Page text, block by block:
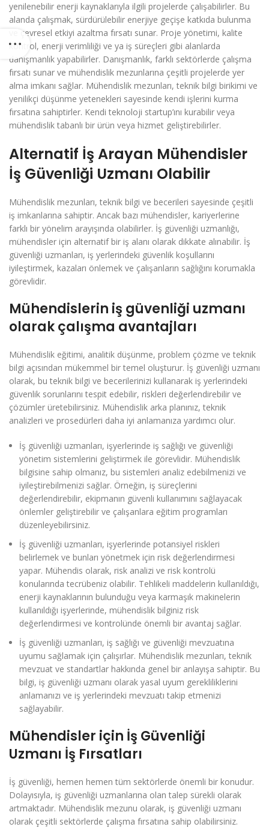
yenilenebilir enerji kaynaklarıyla ilgili projelerde çalışabilirler. Bu
alanda çalışmak, sürdürülebilir enerjiye geçişe katkıda bulunma
ve çevresel etkiyi azaltma fırsatı sunar. Proje yönetimi, kalite
kontrol, enerji verimliliği ve ya iş süreçleri gibi alanlarda
danışmanlık yapabilirler. Danışmanlık, farklı sektörlerde çalışma
fırsatı sunar ve mühendislik mezunlarına çeşitli projelerde yer
alma imkanı sağlar. Mühendislik mezunları, teknik bilgi birikimi ve
yenilikçi düşünme yetenekleri sayesinde kendi işlerini kurma
fırsatına sahiptirler. Kendi teknoloji startup’ını kurabilir veya
mühendislik tabanlı bir ürün veya hizmet geliştirebilirler.
Alternatif İş Arayan Mühendisler
İş Güvenliği Uzmanı Olabilir
Mühendislik mezunları, teknik bilgi ve becerileri sayesinde çeşitli
iş imkanlarına sahiptir. Ancak bazı mühendisler, kariyerlerine
farklı bir yönelim arayışında olabilirler. İş güvenliği uzmanlığı,
mühendisler için alternatif bir iş alanı olarak dikkate alınabilir. İş
güvenliği uzmanları, iş yerlerindeki güvenlik koşullarını
iyileştirmek, kazaları önlemek ve çalışanların sağlığını korumakla
görevlidir.
Mühendislerin iş güvenliği uzmanı
olarak çalışma avantajları
Mühendislik eğitimi, analitik düşünme, problem çözme ve teknik
bilgi açısından mükemmel bir temel oluşturur. İş güvenliği uzmanı
olarak, bu teknik bilgi ve becerilerinizi kullanarak iş yerlerindeki
güvenlik sorunlarını tespit edebilir, riskleri değerlendirebilir ve
çözümler üretebilirsiniz. Mühendislik arka planınız, teknik
analizleri ve prosedürleri daha iyi anlamanıza yardımcı olur.
İş güvenliği uzmanları, işyerlerinde iş sağlığı ve güvenliği
yönetim sistemlerini geliştirmek ile görevlidir. Mühendislik
bilgisine sahip olmanız, bu sistemleri analiz edebilmenizi ve
iyileştirebilmenizi sağlar. Örneğin, iş süreçlerini
değerlendirebilir, ekipmanın güvenli kullanımını sağlayacak
önlemler geliştirebilir ve çalışanlara eğitim programları
düzenleyebilirsiniz.
İş güvenliği uzmanları, işyerlerinde potansiyel riskleri
belirlemek ve bunları yönetmek için risk değerlendirmesi
yapar. Mühendis olarak, risk analizi ve risk kontrolü
konularında tecrübeniz olabilir. Tehlikeli maddelerin kullanıldığı,
enerji kaynaklarının bulunduğu veya karmaşık makinelerin
kullanıldığı işyerlerinde, mühendislik bilginiz risk
değerlendirmesi ve kontrolünde önemli bir avantaj sağlar.
İş güvenliği uzmanları, iş sağlığı ve güvenliği mevzuatına
uyumu sağlamak için çalışırlar. Mühendislik mezunları, teknik
mevzuat ve standartlar hakkında genel bir anlayışa sahiptir. Bu
bilgi, iş güvenliği uzmanı olarak yasal uyum gerekliliklerini
anlamanızı ve iş yerlerindeki mevzuatı takip etmenizi
sağlayabilir.
Mühendisler için İş Güvenliği
Uzmanı İş Fırsatları
İş güvenliği, hemen hemen tüm sektörlerde önemli bir konudur.
Dolayısıyla, iş güvenliği uzmanlarına olan talep sürekli olarak
artmaktadır. Mühendislik mezunu olarak, iş güvenliği uzmanı
olarak çeşitli sektörlerde çalışma fırsatına sahip olabilirsiniz.